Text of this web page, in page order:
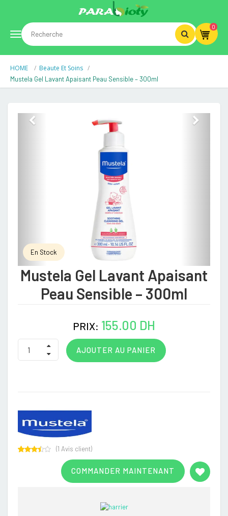
Toggle
navigation
0
HOME Beaute Et Soins
Mustela Gel Lavant Apaisant Peau Sensible – 300ml
En Stock
Mustela Gel Lavant Apaisant
Peau Sensible – 300ml
PRIX: 155.00 DH
AJOUTER AU PANIER
COMMANDER MAINTENANT
(1 Avis client)